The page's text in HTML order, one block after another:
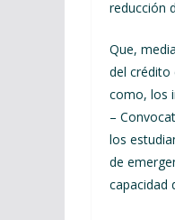
reducción
Que,
del crédito
como, los
–
los
de
capacidad